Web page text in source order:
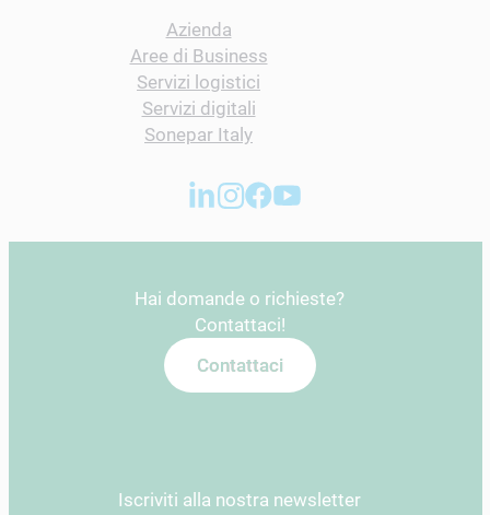
Azienda
Aree di Business
Servizi logistici
Servizi digitali
Sonepar Italy
Hai domande o richieste?
Contattaci!
Contattaci
Iscriviti alla nostra newsletter